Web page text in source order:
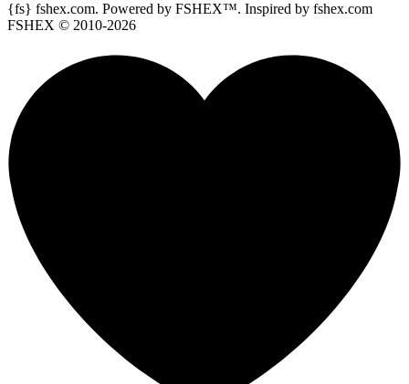
{fs} fshex.com. Powered by FSHEX™. Inspired by fshex.com
FSHEX © 2010-2026